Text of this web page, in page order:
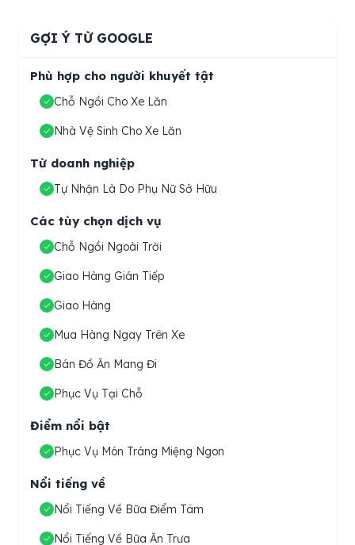
GỢI Ý TỪ GOOGLE
Phù hợp cho người khuyết tật
Chỗ Ngồi Cho Xe Lăn
Nhà Vệ Sinh Cho Xe Lăn
Từ doanh nghiệp
Tự Nhận Là Do Phụ Nữ Sở Hữu
Các tùy chọn dịch vụ
Chỗ Ngồi Ngoài Trời
Giao Hàng Gián Tiếp
Giao Hàng
Mua Hàng Ngay Trên Xe
Bán Đồ Ăn Mang Đi
Phục Vụ Tại Chỗ
Điểm nổi bật
Phục Vụ Món Tráng Miệng Ngon
Nổi tiếng về
Nổi Tiếng Về Bữa Điểm Tâm
Nổi Tiếng Về Bữa Ăn Trưa